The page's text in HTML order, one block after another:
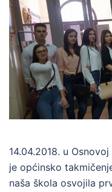
14.04.2018. u
je općinsko
naša škola osvojila